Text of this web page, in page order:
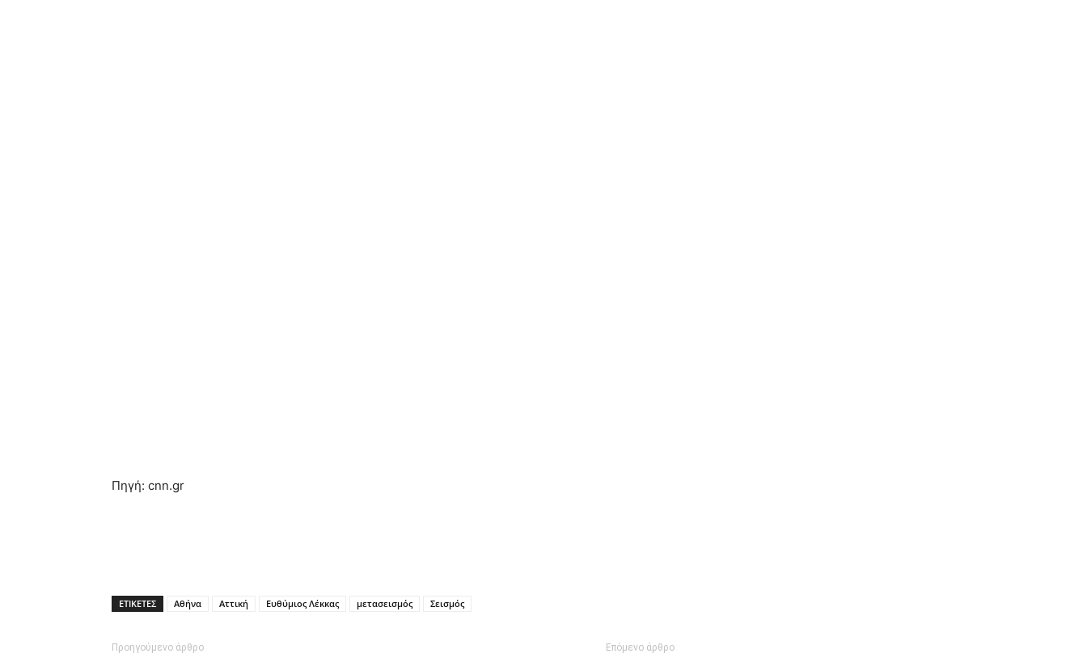
Πηγή: cnn.gr
ΕΤΙΚΕΤΕΣ Αθήνα Αττική Ευθύμιος Λέκκας μετασεισμός Σεισμός
Προηγούμενο άρθρο Επόμενο άρθρο